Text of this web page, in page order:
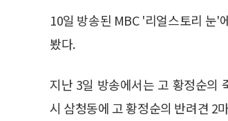
10일 방송된 MBC '리얼스토리 눈'
봤다.
지난 3일 방송에서는 고 황정순의
시 삼청동에 고 황정순의 반려견 2